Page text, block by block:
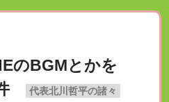
のBGMとかを
代表北川哲平の諸々